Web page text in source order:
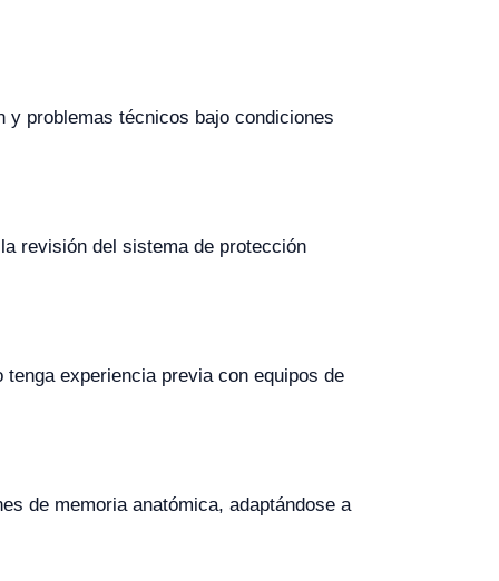
y problemas técnicos bajo condiciones
revisión del sistema de protección
experiencia previa con equipos de
de memoria anatómica, adaptándose a